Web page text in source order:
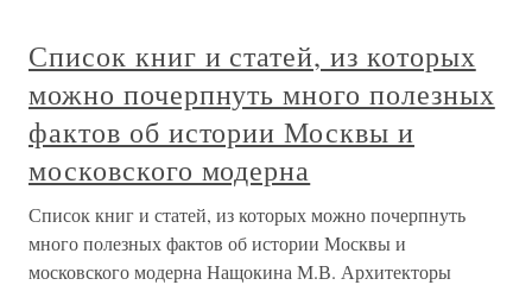
Список книг и статей, из которых
можно почерпнуть много полезных
фактов об истории Москвы и
московского модерна
Список книг и статей, из которых можно почерпнуть
много полезных фактов об истории Москвы и
московского модерна Нащокина М.В. Архитекторы